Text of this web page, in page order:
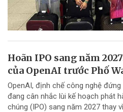
Hoãn IPO sang năm
của OpenAI trước Phố
OpenAI, định chế công nghệ
đang cân nhắc lùi kế hoạch phát
chúng (IPO) sang năm 2027 thay